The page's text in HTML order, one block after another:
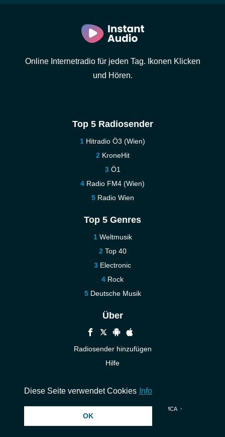
Online Internetradio für jeden Tag. Ikonen Klicken
und Hören.
Top 5 Radiosender
Hitradio Ö3 (Wien)
KroneHit
Ö1
Radio FM4 (Wien)
Radio Wien
Top 5 Genres
Weltmusik
Top 40
Electronic
Rock
Deutsche Musik
Über
Radiosender hinzufügen
Hilfe
DMCA・
Datenschutzerklärung
Diese Seite verwendet Cookies Info
OK